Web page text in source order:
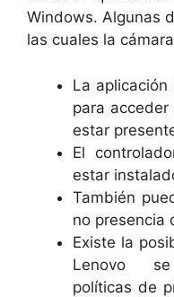
Windows. Algunas
las cuales la
La
para
estar
El
estar
También
no presencia
Existe la
Lenovo se
políticas de